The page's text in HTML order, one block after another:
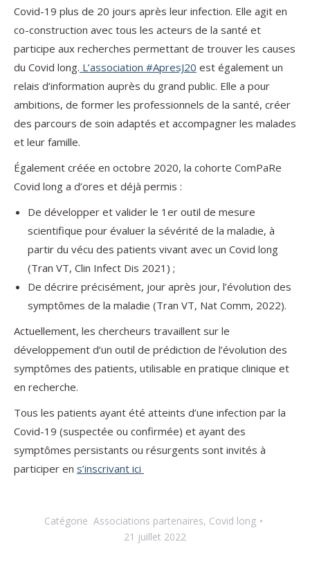
Covid-19 plus de 20 jours après leur infection. Elle agit en
co-construction avec tous les acteurs de la santé et
participe aux recherches permettant de trouver les causes
du Covid long. L’association #ApresJ20 est également un
relais d’information auprès du grand public. Elle a pour
ambitions, de former les professionnels de la santé, créer
des parcours de soin adaptés et accompagner les malades
et leur famille.
Également créée en octobre 2020, la cohorte ComPaRe
Covid long a d’ores et déjà permis :
De développer et valider le 1er outil de mesure
scientifique pour évaluer la sévérité de la maladie, à
partir du vécu des patients vivant avec un Covid long
(Tran VT, Clin Infect Dis 2021) ;
De décrire précisément, jour après jour, l’évolution des
symptômes de la maladie (Tran VT, Nat Comm, 2022).
Actuellement, les chercheurs travaillent sur le
développement d’un outil de prédiction de l’évolution des
symptômes des patients, utilisable en pratique clinique et
en recherche.
Tous les patients ayant été atteints d’une infection par la
Covid-19 (suspectée ou confirmée) et ayant des
symptômes persistants ou résurgents sont invités à
participer en s’inscrivant ici
Catégorie Associations partenaires, Covid long
21 juillet 2022